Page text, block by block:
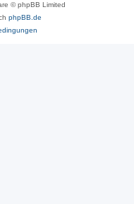
© phpBB Limited
phpBB.de